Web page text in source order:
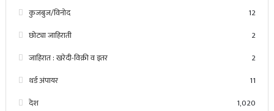
कुजबुज/विनोद
12
छोट्या जाहिराती
2
जाहिरात : खरेदी-विक्री व इतर
2
थर्ड अंपायर
11
देश
1,020